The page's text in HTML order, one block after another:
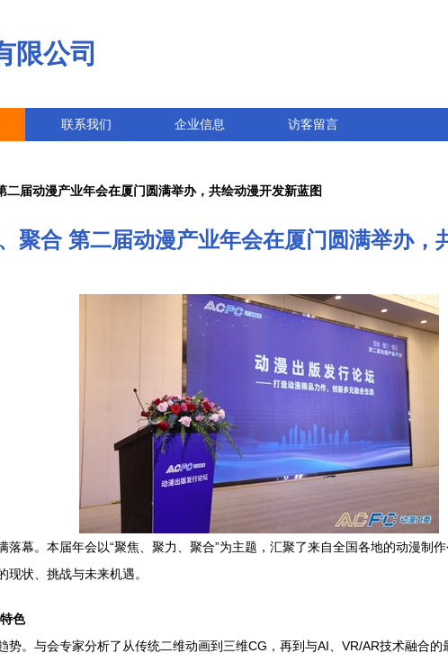
限公司
联系我们 企业信息 访客留言
二届动漫产业年会在厦门圆满举办，共绘动漫开发新蓝图
聚合 第二届动漫产业年会在厦门圆满举办，
幕。本届年会以“聚焦、聚力、聚合”为主题，汇聚了来自全国各地的动漫制
状、挑战与未来机遇。
色
。与会专家分析了从传统二维动画到三维CG，再到与AI、VR/AR技术融合